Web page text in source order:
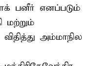
பனீர் எனப்படும்
மற்றும்
அம்மாநில